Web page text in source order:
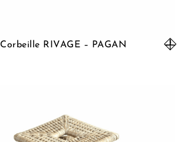
Corbeille RIVAGE – PAGAN